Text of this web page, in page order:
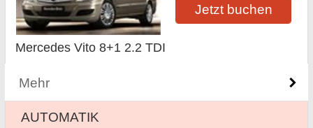
Jetzt buchen
Mercedes Vito 8+1 2.2 TDI
Mehr
AUTOMATIK